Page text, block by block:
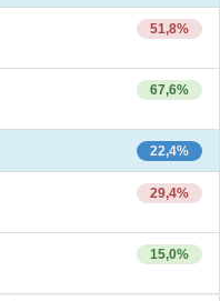
51,8%
67,6%
22,4%
29,4%
15,0%